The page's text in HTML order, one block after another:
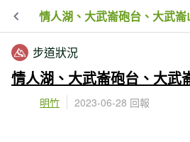
步道狀況
情人湖、大武崙砲台、大武
明竹 2023-06-28 回報